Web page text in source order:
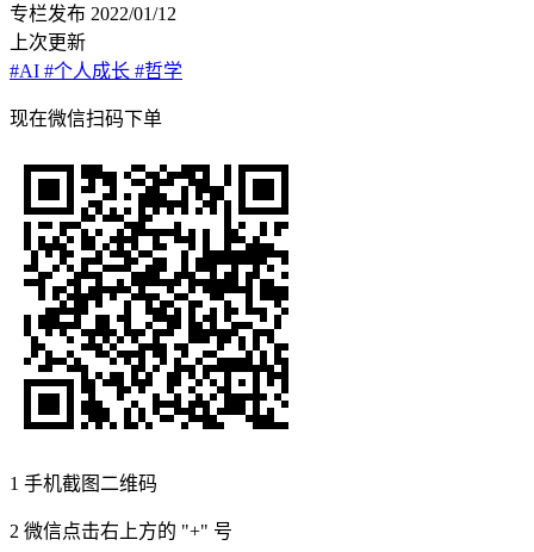
专栏发布 2022/01/12
上次更新
#AI #个人成长 #哲学
现在微信扫码下单
1 手机截图二维码
2 微信点击右上方的 "+" 号